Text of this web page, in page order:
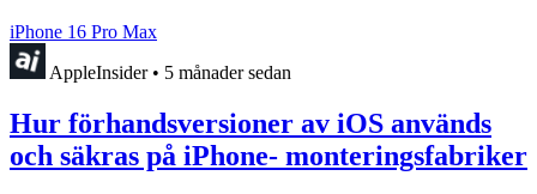
iPhone 16 Pro Max
AppleInsider • 5 månader sedan
Hur förhandsversioner av iOS används
och säkras på iPhone- monteringsfabriker